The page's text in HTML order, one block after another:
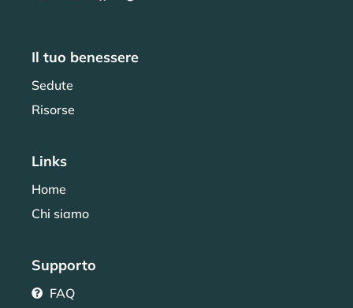
Il tuo benessere
Sedute
Risorse
Links
Home
Chi siamo
Supporto
FAQ